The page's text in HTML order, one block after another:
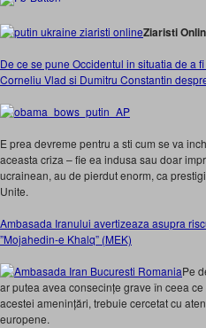
Ziaristi
De ce se pune Occidentul in situatia de a
Corneliu Vlad si Dumitru Constantin
E prea devreme pentru a sti cum se va
aceasta criza – fie ea indusa sau doar
ucrainean, au de pierdut enorm, ca
Unite.
Ambasada Iranului avertizeaza asupra
”Mojahedin-e Khalq” (MEK)
Pe
ar putea avea consecințe grave în ceea
acestei amenințări, trebuie cercetat cu
europene.